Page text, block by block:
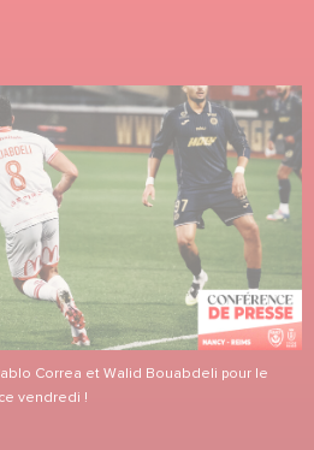
Correa et Walid Bouabdeli pour le
vendredi !